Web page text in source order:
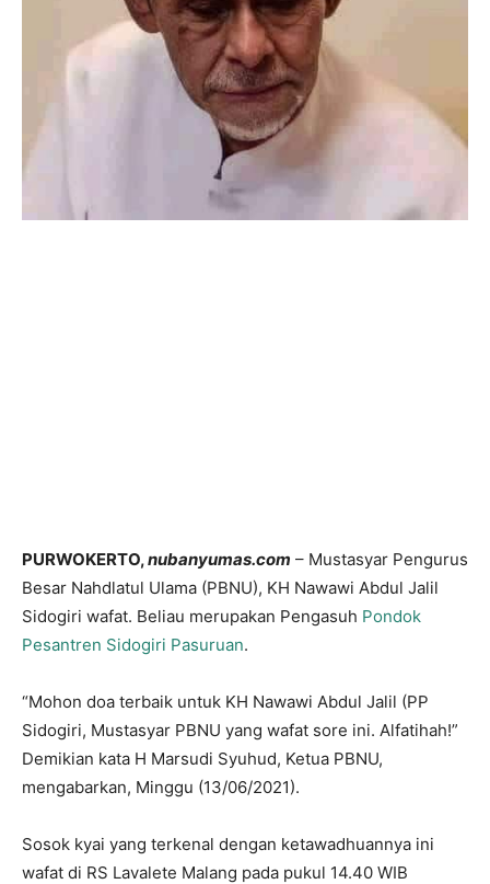
PURWOKERTO,nubanyumas.com – Mustasyar Pengurus
Besar Nahdlatul Ulama (PBNU), KH Nawawi Abdul Jalil
Sidogiri wafat. Beliau merupakan Pengasuh Pondok
Pesantren Sidogiri Pasuruan.
“Mohon doa terbaik untuk KH Nawawi Abdul Jalil (PP
Sidogiri, Mustasyar PBNU yang wafat sore ini. Alfatihah!”
Demikian kata H Marsudi Syuhud, Ketua PBNU,
mengabarkan, Minggu (13/06/2021).
Sosok kyai yang terkenal dengan ketawadhuannya ini
wafat di RS Lavalete Malang pada pukul 14.40 WIB